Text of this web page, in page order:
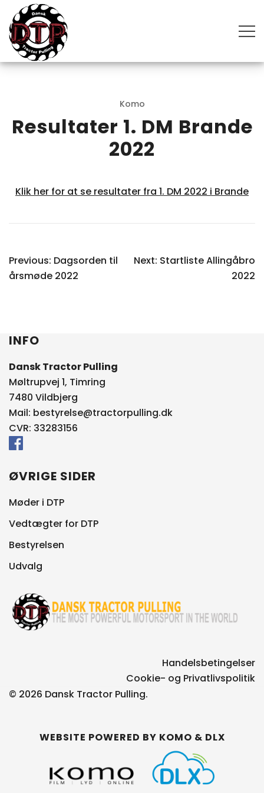
content
Komo
Resultater 1. DM Brande
2022
Klik her for at se resultater fra 1. DM 2022 i Brande
INDLÆGSNAVIGATION
Previous: Dagsorden til
årsmøde 2022
Next: Startliste Allingåbro
2022
INFO
Dansk Tractor Pulling
Møltrupvej 1, Timring
7480 Vildbjerg
Mail: bestyrelse@tractorpulling.dk
CVR: 33283156
ØVRIGE SIDER
Møder i DTP
Vedtægter for DTP
Bestyrelsen
Udvalg
Handelsbetingelser
Cookie- og Privatlivspolitik
© 2026 Dansk Tractor Pulling.
WEBSITE POWERED BY KOMO & DLX